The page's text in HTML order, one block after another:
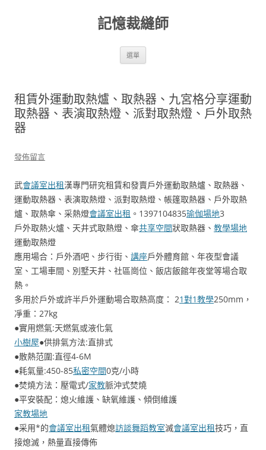
記憶裁縫師
選單
租賃外運動取熱爐、取熱器、九宮格分享運動
取熱器、表演取熱燈、派對取熱燈、戶外取熱
器
發佈留言
武會議室出租漢專門研究租賃和發賣戶外運動取熱爐、取熱器、
運動取熱器、表演取熱燈、派對取熱燈、帳篷取熱器、戶外取熱
爐、取熱傘、采熱燈會議室出租 。1397104835瑜伽場地3
戶外取熱火爐、天井式取熱燈、傘共享空間狀取熱器、 教學場地
運動取熱燈
應用場合：戶外酒吧、步行街、 講座戶外體育館、年夜型會議
室、工場車間、別墅天井、社區崗位、飯店飯館年夜堂等場合取
熱。
多用於戶外或許半戶外運動場合取熱高度： 21對1教學250mm，
凈重：27kg
●實用燃氣:天燃氣或液化氣
小樹屋●供排氣方法:直排式
●散熱范圍:直徑4-6M
●耗氣量:450-85私密空間0克/小時
●焚燒方法：壓電式/家教脈沖式焚燒
●平安裝配：熄火維護、缺氧維護、傾倒維護
家教場地
●采用*的會議室出租氣體熄訪談舞蹈教室滅會議室出租技巧，直
接熄滅，熱量直接傳佈